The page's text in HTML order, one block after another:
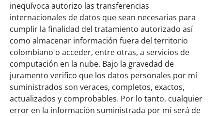
inequívoca autorizo las transferencias
internacionales de datos que sean necesarias para
cumplir la finalidad del tratamiento autorizado así
como almacenar información fuera del territorio
colombiano o acceder, entre otras, a servicios de
computación en la nube. Bajo la gravedad de
juramento verifico que los datos personales por mí
suministrados son veraces, completos, exactos,
actualizados y comprobables. Por lo tanto, cualquier
error en la información suministrada por mí será de